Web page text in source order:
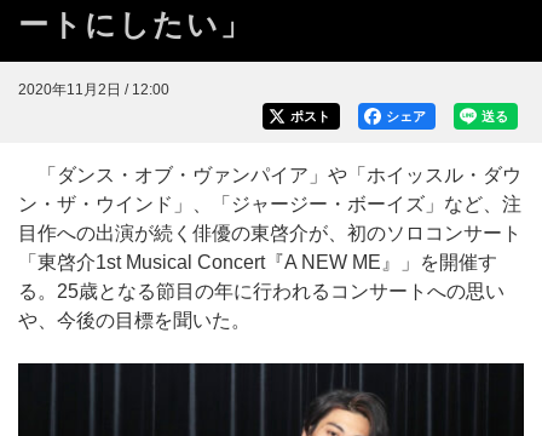
ートにしたい」
2020年11月2日 / 12:00
送る
シェア
ポスト
「ダンス・オブ・ヴァンパイア」や「ホイッスル・ダウ
ン・ザ・ウインド」、「ジャージー・ボーイズ」など、注
目作への出演が続く俳優の東啓介が、初のソロコンサート
「東啓介1st Musical Concert『A NEW ME』」を開催す
る。25歳となる節目の年に行われるコンサートへの思い
や、今後の目標を聞いた。